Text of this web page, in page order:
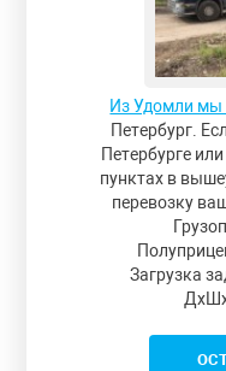
Из Удомли мы
Петербург.
Петербурге
пунктах в
перевозку
Загрузка